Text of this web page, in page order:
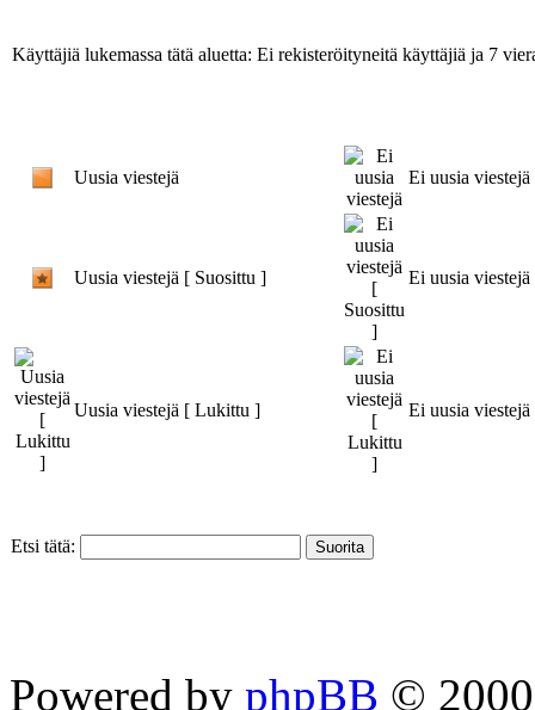
Käyttäjiä lukemassa tätä aluetta: Ei rekisteröityneitä käyttäjiä ja 7
Uusia viestejä Ei uusia viestejä
Uusia viestejä [ Suosittu ] Ei uusia
Uusia viestejä [ Lukittu ] Ei uusia
Etsi tätä:
Powered by phpBB ©